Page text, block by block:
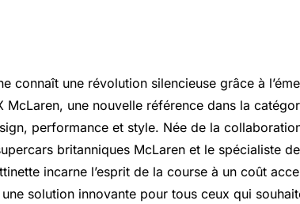
connaît une révolution silencieuse grâce à
McLaren, une nouvelle référence dans la
performance et style. Née de la
britanniques McLaren et le spécialiste
incarne l’esprit de la course à un coût
une solution innovante pour tous ceux qui